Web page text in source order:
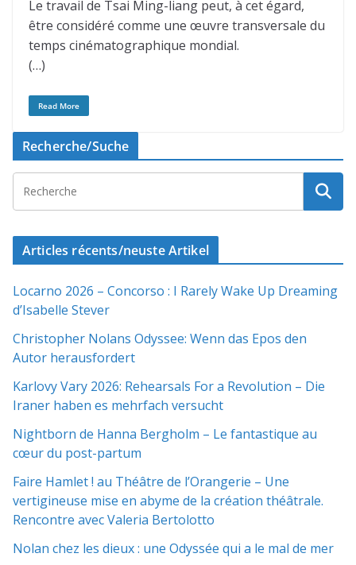
Le travail de Tsai Ming-liang peut, à cet égard,
être considéré comme une œuvre transversale du
temps cinématographique mondial.
(…)
Read More
Recherche/Suche
Articles récents/neuste Artikel
Locarno 2026 – Concorso : I Rarely Wake Up Dreaming
d’Isabelle Stever
Christopher Nolans Odyssee: Wenn das Epos den
Autor herausfordert
Karlovy Vary 2026: Rehearsals For a Revolution – Die
Iraner haben es mehrfach versucht
Nightborn de Hanna Bergholm – Le fantastique au
cœur du post-partum
Faire Hamlet ! au Théâtre de l’Orangerie – Une
vertigineuse mise en abyme de la création théâtrale.
Rencontre avec Valeria Bertolotto
Nolan chez les dieux : une Odyssée qui a le mal de mer